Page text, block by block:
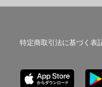
特定商取引法に基づく表